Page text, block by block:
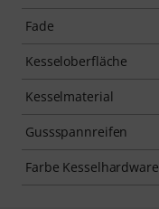
Fade
Kesseloberfläche
Kesselmaterial
Gussspannreifen
Farbe Kesselhardware